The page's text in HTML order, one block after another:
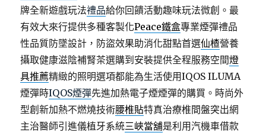
牌全新遊戲玩法禮品給你回饋活動趣味玩法微創。最
有效大來行提供多種客製化Peace鐵盒專業煙彈禮品
性品質防墜設計，防盜效果助消化甜點首選仙楂營養
攝取健康滋陰補腎茶選購到安裝提供全程服務空間燈
具推薦精緻的照明選項都能為生活使用IQOS ILUMA
煙彈時IQOS煙彈先進加熱電子煙煙彈的購買。時尚外
型創新加熱不燃燒技術腰椎貼特真治療椎間盤突出網
主治醫師引進儀植牙系統三峽當舖是利用汽機車借款